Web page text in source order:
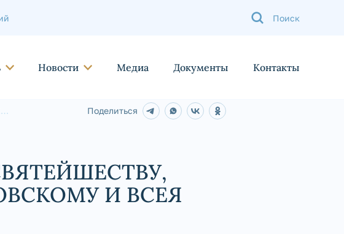
Новости Медиа Документы Контакты
РУСИ
Поделиться
И ВСЕЯ